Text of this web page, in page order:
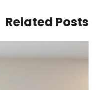
Related Posts